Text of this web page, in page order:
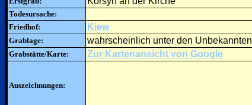
Todesursache:
Friedhof:
Kiew
Grablage: wahrscheinlich unter den Unbekannten
Grabstätte/Karte: Zur Kartenansicht von Google
Auszeichnungen: